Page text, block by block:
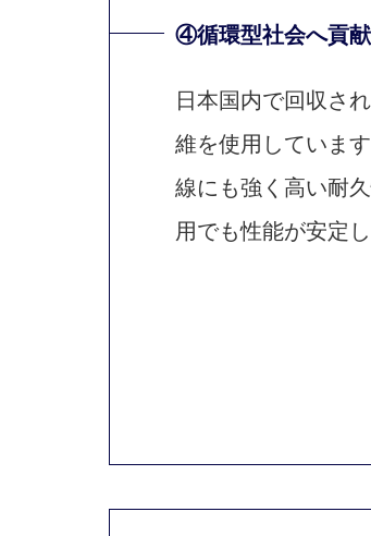
④循環型社会へ貢献
日本国内で回収さ
維を使用していま
線にも強く高い耐
用でも性能が安定し